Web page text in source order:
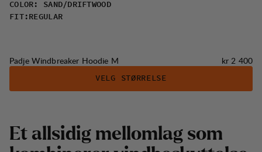
COLOR : SAND/DRIFTWOOD
FIT: REGULAR
Padje Windbreaker Hoodie M Pris:
kr 2 400
VELG STØRRELSE
Et allsidig mellomlag som